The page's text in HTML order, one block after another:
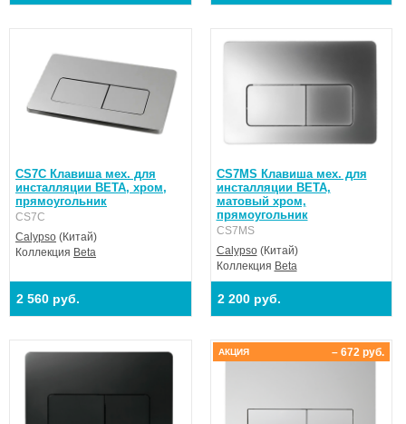
CS7C Клавиша мех. для
инсталляции BETA, хром,
прямоугольник
CS7C
Calypso (Китай)
Коллекция Beta
2 560 руб.
CS7MS Клавиша мех. для
инсталляции BETA,
матовый хром,
прямоугольник
CS7MS
Calypso(Китай)
Коллекция Beta
2 200 руб.
– 672 руб.
АКЦИЯ